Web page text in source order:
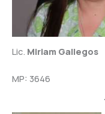
Lic. Miriam Gallegos
MP: 3646